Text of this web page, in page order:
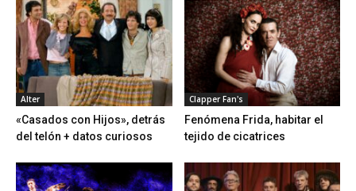
Alter
«Casados con Hijos», detrás
del telón + datos curiosos
Clapper Fan's
Fenómena Frida, habitar el
tejido de cicatrices